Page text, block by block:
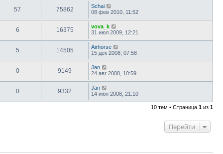
57 75862
Schai
08 фев 2010, 11:52
6 16375
vova_k
31 июл 2009, 12:21
5 14505
Airhorse
15 дек 2008, 07:58
0 9149
Jan
24 авг 2008, 10:59
0 9332
Jan
14 июн 2008, 21:10
10 тем • Страница 1 из 1
Перейти